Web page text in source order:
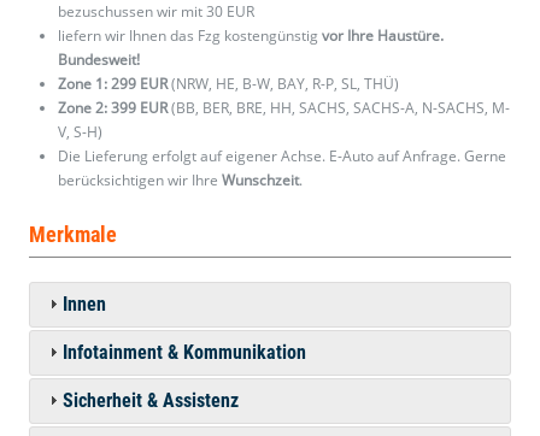
bezuschussen wir mit 30 EUR
liefern wir Ihnen das Fzg kostengünstig vor Ihre Haustüre.
Bundesweit!
Zone 1: 299 EUR(NRW, HE, B-W, BAY, R-P, SL, THÜ)
Zone 2: 399 EUR(BB, BER, BRE, HH, SACHS, SACHS-A, N-SACHS, M-
V, S-H)
Die Lieferung erfolgt auf eigener Achse. E-Auto auf Anfrage. Gerne
berücksichtigen wir Ihre Wunschzeit.
Merkmale
Innen
Infotainment & Kommunikation
Sicherheit & Assistenz